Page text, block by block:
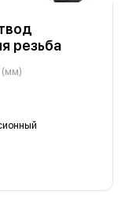
резьба
(мм)